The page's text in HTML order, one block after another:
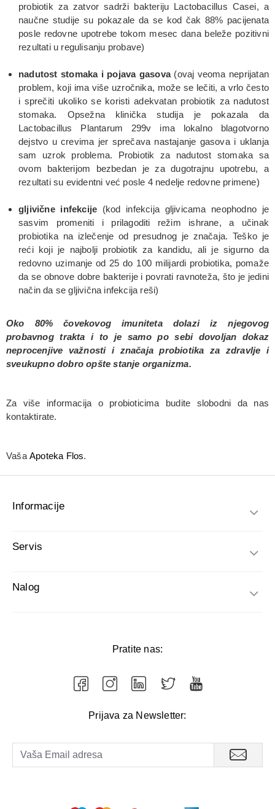
probiotik za zatvor sadrži bakteriju Lactobacillus Casei, a
naučne studije su pokazale da se kod čak 88% pacijenata
posle redovne upotrebe tokom mesec dana beleže pozitivni
rezultati u regulisanju probave)
nadutost stomaka i pojava gasova (ovaj veoma neprijatan
problem, koji ima više uzročnika, može se lečiti, a vrlo često
i sprečiti ukoliko se koristi adekvatan probiotik za nadutost
stomaka. Opsežna klinička studija je pokazala da
Lactobacillus Plantarum 299v ima lokalno blagotvorno
dejstvo u crevima jer sprečava nastajanje gasova i uklanja
sam uzrok problema. Probiotik za nadutost stomaka sa
ovom bakterijom bezbedan je za dugotrajnu upotrebu, a
rezultati su evidentni već posle 4 nedelje redovne primene)
gljivične infekcije (kod infekcija gljivicama neophodno je
sasvim promeniti i prilagoditi režim ishrane, a učinak
probiotika na izlečenje od presudnog je značaja. Teško je
reći koji je najbolji probiotik za kandidu, ali je sigurno da
redovno uzimanje od 25 do 100 milijardi probiotika, pomaže
da se obnove dobre bakterije i povrati ravnoteža, što je jedini
način da se gljivična infekcija reši)
Oko 80% čovekovog imuniteta dolazi iz njegovog
probavnog trakta i to je samo po sebi dovoljan dokaz
neprocenjive važnosti i značaja probiotika za zdravlje i
sveukupno dobro opšte stanje organizma.
Za više informacija o probioticima budite slobodni da nas
kontaktirate.
Vaša Apoteka Flos.
Informacije
Servis
Nalog
Pratite nas:
Prijava za Newsletter: